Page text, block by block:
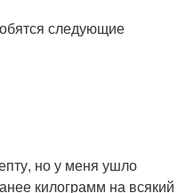
следующие
но у меня ушло
килограмм на всякий